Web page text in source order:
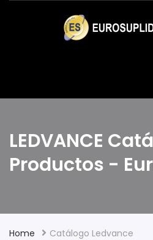
LEDVANCE
Productos -
Home Catálogo Ledvance